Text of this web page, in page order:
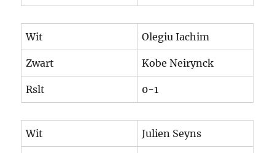
Wit Olegiu Iachim
Zwart Kobe Neirynck
Rslt 0-1
Wit Julien Seyns